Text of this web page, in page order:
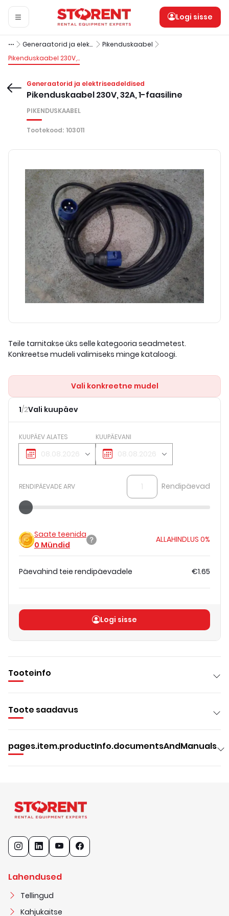
Logi sisse
Generaatorid ja elektriseadeldised
Pikenduskaabel
Pikenduskaabel 230V, 32A, 1-faasiline
Generaatorid ja elektriseadeldised
Pikenduskaabel 230V, 32A, 1-faasiline
PIKENDUSKAABEL
Tootekood: 103011
Teile tarnitakse üks selle kategooria seadmetest.
Konkreetse mudeli valimiseks minge kataloogi.
Vali konkreetne mudel
1/2Vali kuupäev
KUUPÄEV ALATES KUUPÄEVANI
RENDIPÄEVADE ARV Rendipäevad
Saate teenida
0 Mündid
ALLAHINDLUS 0%
Päevahind teie rendipäevadele €1.65
Logi sisse
Tooteinfo
Toote saadavus
pages.item.productInfo.documentsAndManuals
Lahendused
Tellingud
Kahjukaitse